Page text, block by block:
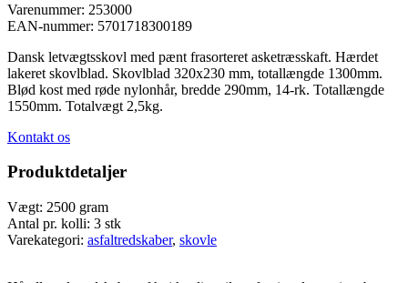
Varenummer: 253000
EAN-nummer: 5701718300189
Dansk letvægtsskovl med pænt frasorteret asketræsskaft. Hærdet
lakeret skovlblad. Skovlblad 320x230 mm, totallængde 1300mm.
Blød kost med røde nylonhår, bredde 290mm, 14-rk. Totallængde
1550mm. Totalvægt 2,5kg.
Kontakt os
Produktdetaljer
Vægt: 2500 gram
Antal pr. kolli: 3 stk
Varekategori: asfaltredskaber, skovle